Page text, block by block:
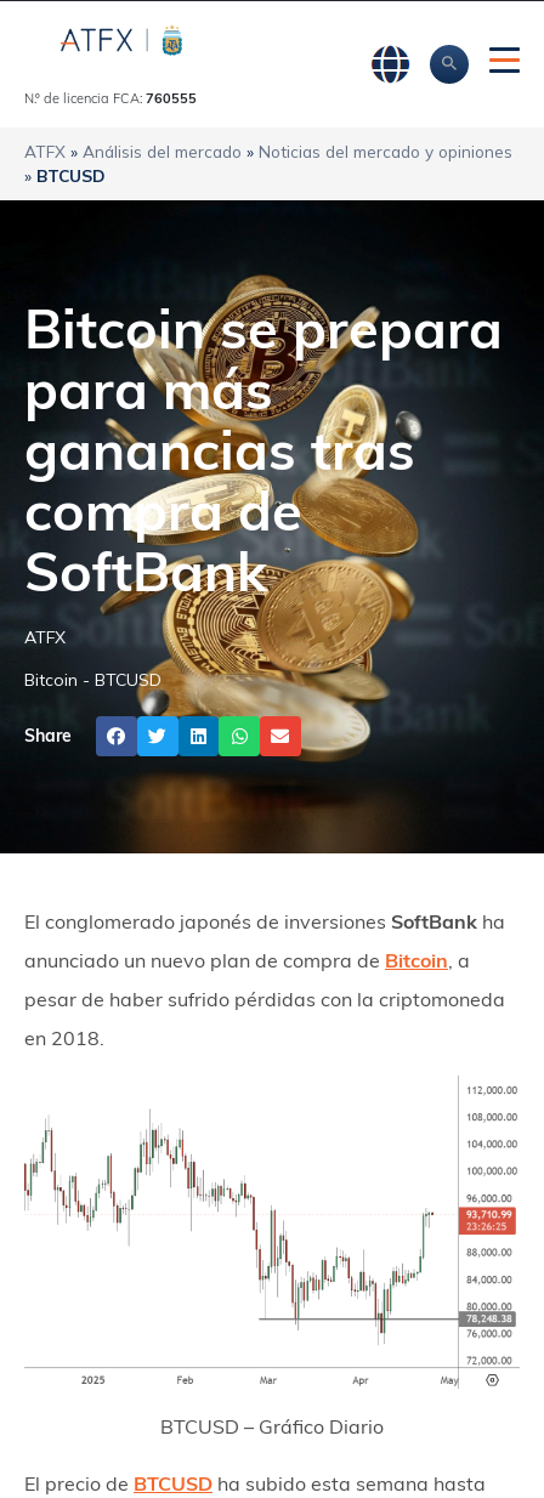
N.º de licencia FCA: 760555
ATFX » Análisis del mercado » Noticias del mercado y opiniones
» BTCUSD
Bitcoin se prepara
para más
ganancias tras
compra de
SoftBank
ATFX
Bitcoin - BTCUSD
Share
El conglomerado japonés de inversiones SoftBank ha
anunciado un nuevo plan de compra de Bitcoin, a
pesar de haber sufrido pérdidas con la criptomoneda
en 2018.
BTCUSD – Gráfico Diario
El precio de BTCUSD ha subido esta semana hasta